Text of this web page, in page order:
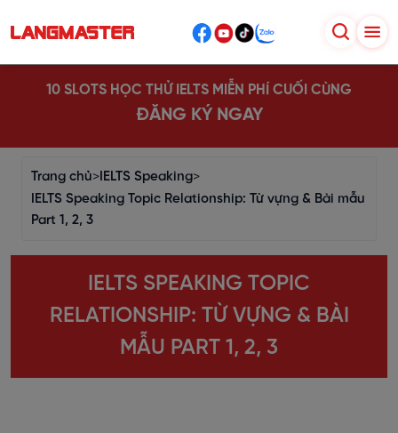
10 SLOTS HỌC THỬ IELTS MIỄN PHÍ CUỐI CÙNG
ĐĂNG KÝ NGAY
Trang chủ> IELTS Speaking>
IELTS Speaking Topic Relationship: Từ vựng & Bài mẫu
Part 1, 2, 3
IELTS SPEAKING TOPIC
RELATIONSHIP: TỪ VỰNG & BÀI
MẪU PART 1, 2, 3